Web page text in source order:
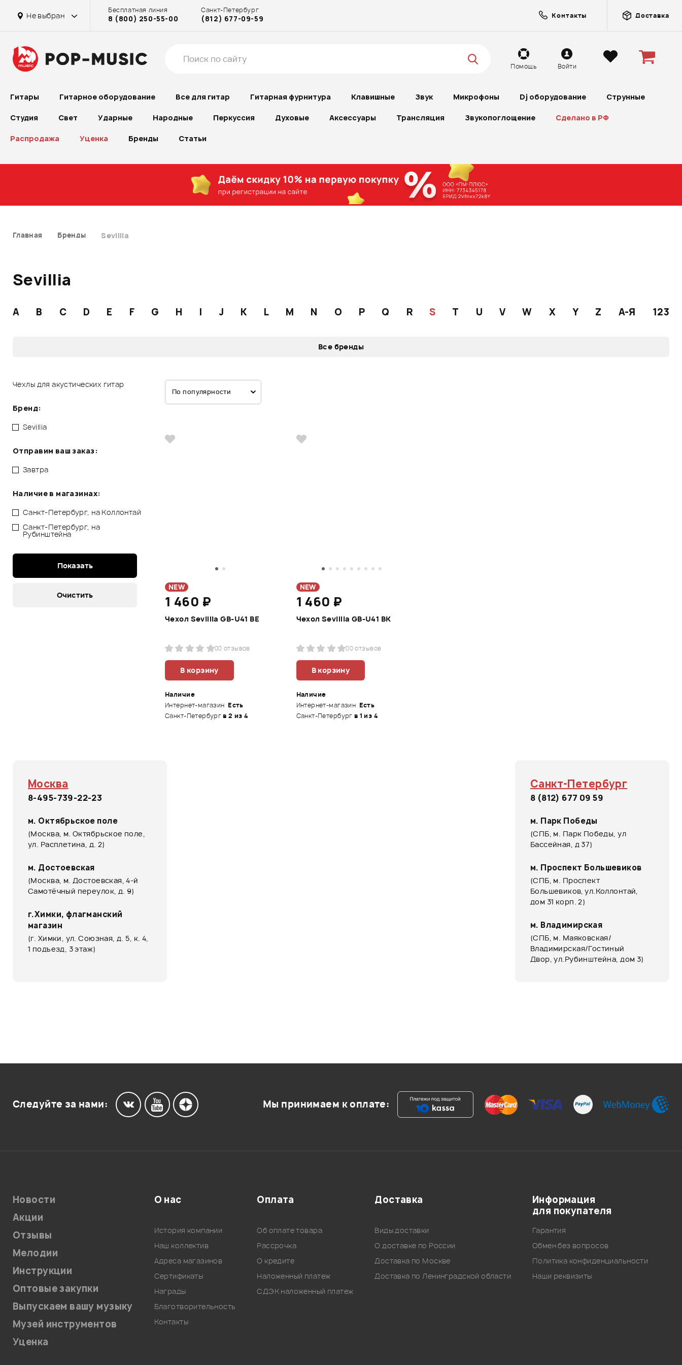
Не выбран
Бесплатная линия
8 (800) 250-55-00
Санкт-Петербург
(812) 677-09-59 Контакты Доставка
Помощь Войти
Гитары Гитарное оборудование Все для гитар Гитарная фурнитура Клавишные Звук Микрофоны Dj оборудование Струнные
Студия Свет Ударные Народные Перкуссия Духовые Аксессуары Трансляция Звукопоглощение Сделано в РФ
Распродажа Уценка Бренды Статьи
Главная Бренды Sevillia
Sevillia
A B C D E F G H I J K L M N O P Q R S T U V W X Y Z А-Я 123
Все бренды
Чехлы для акустических гитар
Бренд:
Sevillia
Отправим ваш заказ:
Завтра
Наличие в магазинах:
Санкт-Петербург, на Коллонтай
Санкт-Петербург, на
Рубинштейна
По популярности
NEW
1 460 ₽
Чехол Sevillia GB-U41 BE
00 отзывов
В корзину
Наличие
Интернет-магазин Есть
Санкт-Петербургв 2 из 4
NEW
1 460 ₽
Чехол Sevillia GB-U41 BK
00 отзывов
В корзину
Наличие
Интернет-магазин Есть
Санкт-Петербург в 1 из 4
Москва
8-495-739-22-23
м. Октябрьское поле
(Москва, м. Октябрьское поле,
ул. Расплетина, д. 2)
м. Достоевская
(Москва, м. Достоевская, 4-й
Самотёчный переулок, д. 9)
г.Химки, флагманский
магазин
(г. Химки, ул. Союзная, д. 5, к. 4,
1 подъезд, 3 этаж)
Санкт-Петербург
8 (812) 677 09 59
м. Парк Победы
(СПБ, м. Парк Победы, ул
Бассейная, д 37)
м. Проспект Большевиков
(СПБ, м. Проспект
Большевиков, ул.Коллонтай,
дом 31 корп. 2)
м. Владимирская
(СПБ, м. Маяковская/
Владимирская/Гостиный
Двор, ул.Рубинштейна, дом 3)
Следуйте за нами: Мы принимаем к оплате:
Новости
Акции
Отзывы
Мелодии
Инструкции
Оптовые закупки
Выпускаем вашу музыку
Музей инструментов
Уценка
О нас
История компании
Наш коллектив
Адреса магазинов
Сертификаты
Награды
Благотворительность
Контакты
Оплата
Об оплате товара
Рассрочка
О кредите
Наложенный платеж
СДЭК наложенный платеж
Доставка
Виды доставки
О доставке по России
Доставка по Москве
Доставка по Ленинградской области
Информация
для покупателя
Гарантия
Обмен без вопросов
Политика конфиденциальности
Наши реквизиты
на Проспекте Большевиков